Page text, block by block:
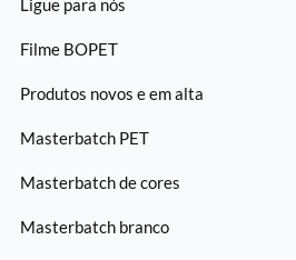
Ligue para nós
Filme BOPET
Produtos novos e em alta
Masterbatch PET
Masterbatch de cores
Masterbatch branco